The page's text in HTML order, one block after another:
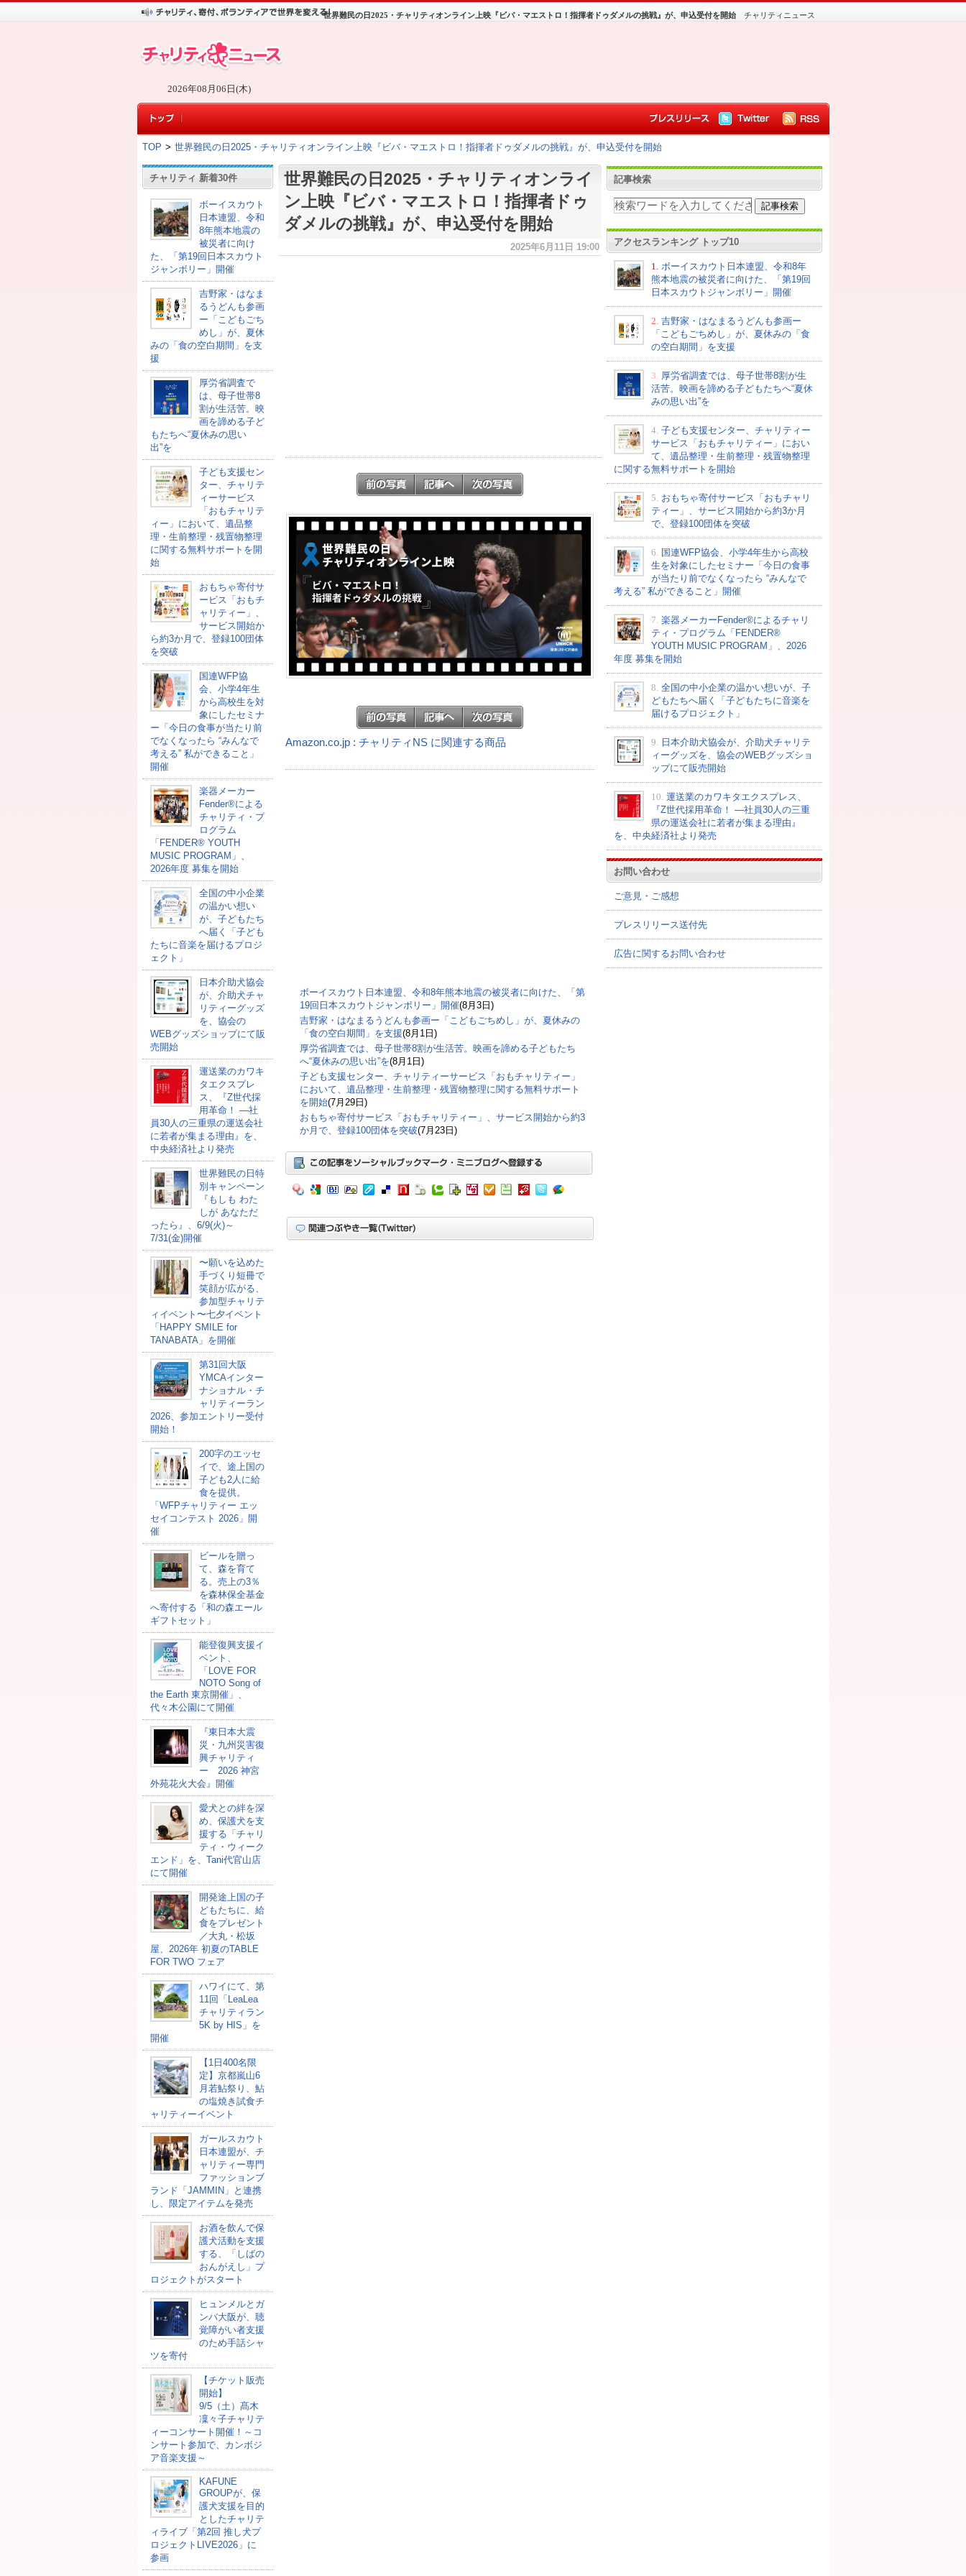
2026年08月06日(木)
チャリティニュース
世界難民の日2025・チャリティオンライン上映『ビバ・マエストロ！指揮者ドゥダメルの挑戦』が、申込受付を開始
TOP > 世界難民の日2025・チャリティオンライン上映『ビバ・マエストロ！指揮者ドゥダメルの挑戦』が、申込受付を開始
チャリティ 新着30件
ボーイスカウト
日本連盟、令和
8年熊本地震の
被災者に向け
た、「第19回日本スカウト
ジャンボリー」開催
吉野家・はなま
るうどんも参画
ー「こどもごち
めし」が、夏休
みの「食の空白期間」を支
援
厚労省調査で
は、母子世帯8
割が生活苦。映
画を諦める子ど
もたちへ“夏休みの思い
出”を
子ども支援セン
ター、チャリテ
ィーサービス
「おもチャリテ
ィー」において、遺品整
理・生前整理・残置物整理
に関する無料サポートを開
始
おもちゃ寄付サ
ービス「おもチ
ャリティー」、
サービス開始か
ら約3か月で、登録100団体
を突破
国連WFP協
会、小学4年生
から高校生を対
象にしたセミナ
ー「今日の食事が当たり前
でなくなったら “みんなで
考える” 私ができること」
開催
楽器メーカー
Fender®による
チャリティ・プ
ログラム
「FENDER®︎ YOUTH
MUSIC PROGRAM」、
2026年度 募集を開始
全国の中小企業
の温かい想い
が、子どもたち
へ届く「子ども
たちに音楽を届けるプロジ
ェクト」
日本介助犬協会
が、介助犬チャ
リティーグッズ
を、協会の
WEBグッズショップにて販
売開始
運送業のカワキ
タエクスプレ
ス、『Z世代採
用革命！ ―社
員30人の三重県の運送会社
に若者が集まる理由』を、
中央経済社より発売
世界難民の日特
別キャンペーン
『もしも わた
しが あなただ
ったら』、6/9(火)～
7/31(金)開催
〜願いを込めた
手づくり短冊で
笑顔が広がる、
参加型チャリテ
ィイベント〜七夕イベント
「HAPPY SMILE for
TANABATA」を開催
第31回大阪
YMCAインター
ナショナル・チ
ャリティーラン
2026、参加エントリー受付
開始！
200字のエッセ
イで、途上国の
子ども2人に給
食を提供。
「WFPチャリティー エッ
セイコンテスト 2026」開
催
ビールを贈っ
て、森を育て
る。売上の3％
を森林保全基金
へ寄付する「和の森エール
ギフトセット」
能登復興支援イ
ベント、
「LOVE FOR
NOTO Song of
the Earth 東京開催」、
代々木公園にて開催
『東日本大震
災・九州災害復
興チャリティ
ー 2026 神宮
外苑花火大会』開催
愛犬との絆を深
め、保護犬を支
援する「チャリ
ティ・ウィーク
エンド」を、Tani代官山店
にて開催
開発途上国の⼦
どもたちに、給
⾷をプレゼント
／大丸・松坂
屋、2026年 初夏のTABLE
FOR TWO フェア
ハワイにて、第
11回「LeaLea
チャリティラン
5K by HIS」を
開催
【1日400名限
定】京都嵐山6
月若鮎祭り、鮎
の塩焼き試食チ
ャリティーイベント
ガールスカウト
日本連盟が、チ
ャリティー専門
ファッションブ
ランド「JAMMIN」と連携
し、限定アイテムを発売
お酒を飲んで保
護犬活動を支援
する、「しばの
おんがえし」プ
ロジェクトがスタート
ヒュンメルとガ
ンバ大阪が、聴
覚障がい者支援
のため手話シャ
ツを寄付
【チケット販売
開始】
9/5（土）髙木
凜々子チャリテ
ィーコンサート開催！～コ
ンサート参加で、カンボジ
ア音楽支援～
KAFUNE
GROUPが、保
護犬支援を目的
としたチャリテ
ィライブ「第2回 推し犬プ
ロジェクトLIVE2026」に
参画
世界難民の日2025・チャリティオンライ
ン上映『ビバ・マエストロ！指揮者ドゥ
ダメルの挑戦』が、申込受付を開始
2025年6月11日 19:00
Amazon.co.jp : チャリティNS に関連する商品
ボーイスカウト日本連盟、令和8年熊本地震の被災者に向けた、「第
19回日本スカウトジャンボリー」開催(8月3日)
吉野家・はなまるうどんも参画ー「こどもごちめし」が、夏休みの
「食の空白期間」を支援(8月1日)
厚労省調査では、母子世帯8割が生活苦。映画を諦める子どもたち
へ“夏休みの思い出”を(8月1日)
子ども支援センター、チャリティーサービス「おもチャリティー」
において、遺品整理・生前整理・残置物整理に関する無料サポート
を開始(7月29日)
おもちゃ寄付サービス「おもチャリティー」、サービス開始から約3
か月で、登録100団体を突破(7月23日)
記事検索
アクセスランキング トップ10
1.
ボーイスカウト日本連盟、令和8年
熊本地震の被災者に向けた、「第19回
日本スカウトジャンボリー」開催
2. 吉野家・はなまるうどんも参画ー
「こどもごちめし」が、夏休みの「食
の空白期間」を支援
3. 厚労省調査では、母子世帯8割が生
活苦。映画を諦める子どもたちへ“夏休
みの思い出”を
4. 子ども支援センター、チャリティー
サービス「おもチャリティー」におい
て、遺品整理・生前整理・残置物整理
に関する無料サポートを開始
5. おもちゃ寄付サービス「おもチャリ
ティー」、サービス開始から約3か月
で、登録100団体を突破
6. 国連WFP協会、小学4年生から高校
生を対象にしたセミナー「今日の食事
が当たり前でなくなったら “みんなで
考える” 私ができること」開催
7. 楽器メーカーFender®によるチャリ
ティ・プログラム「FENDER®︎
YOUTH MUSIC PROGRAM」、2026
年度 募集を開始
8. 全国の中小企業の温かい想いが、子
どもたちへ届く「子どもたちに音楽を
届けるプロジェクト」
9.
日本介助犬協会が、介助犬チャリテ
ィーグッズを、協会のWEBグッズショ
ップにて販売開始
10. 運送業のカワキタエクスプレス、
『Z世代採用革命！ ―社員30人の三重
県の運送会社に若者が集まる理由』
を、中央経済社より発売
お問い合わせ
ご意見・ご感想
プレスリリース送付先
広告に関するお問い合わせ